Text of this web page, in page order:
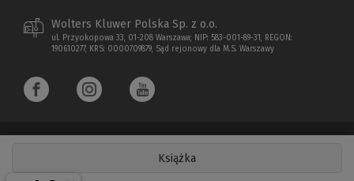
Książka
Wolters Kluwer Polska Sp. z o.o.
ul. Przyokopowa 33, 01-208 Warszawa; NIP: 583-001-89-31, REGON:
190610277, KRS: 0000709879, Sąd rejonowy dla M.S. Warszawy